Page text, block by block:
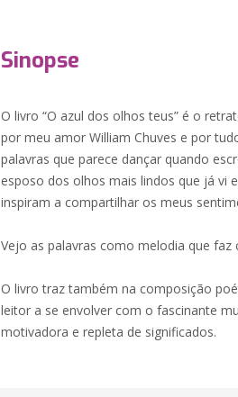
Sinopse
O livro “O azul dos olhos teus” é o
por meu amor William Chuves e por
palavras que parece dançar quando
esposo dos olhos mais lindos que já vi
inspiram a compartilhar os meus
Vejo as palavras como melodia que faz
O livro traz também na composição
leitor a se envolver com o fascinante
motivadora e repleta de significados.